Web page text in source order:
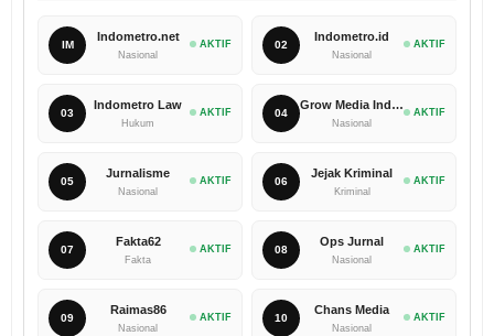
IM
Indometro.net
Nasional
AKTIF 02
Indometro.id
Nasional
AKTIF
03
Indometro Law
Hukum
AKTIF 04
Grow Media Indonesia
Nasional
AKTIF
05
Jurnalisme
Nasional
AKTIF 06
Jejak Kriminal
Kriminal
AKTIF
07
Fakta62
Fakta
AKTIF 08
Ops Jurnal
Nasional
AKTIF
09
Raimas86
Nasional
AKTIF 10
Chans Media
Nasional
AKTIF